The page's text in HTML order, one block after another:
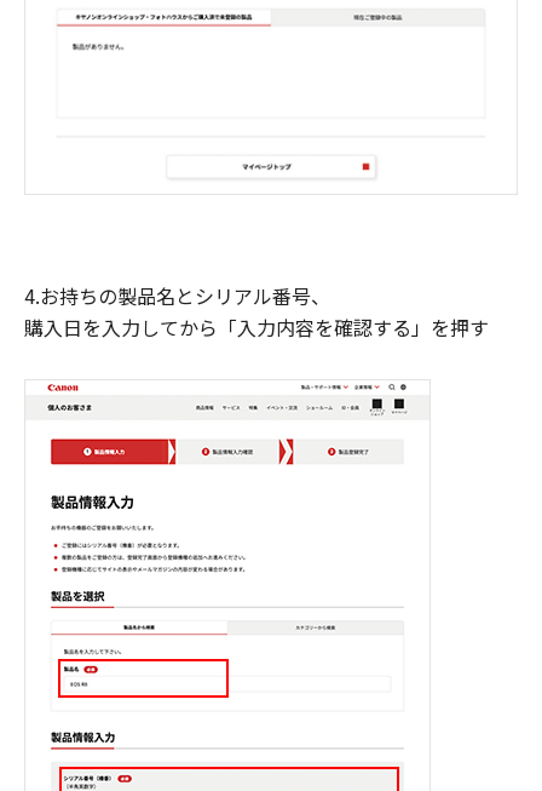
4.お持ちの製品名とシリアル番号、
購入日を入力してから「入力内容を確認する」を押す